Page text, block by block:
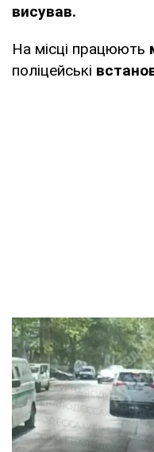
висував.
На місці працюють
поліцейські